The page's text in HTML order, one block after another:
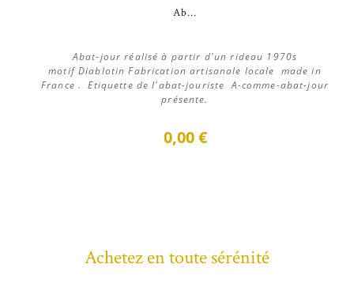
Ab...
Abat-jour réalisé à partir d'un rideau 1970s
motif Diablotin Fabrication artisanale locale made in
France . Etiquette de l'abat-jouriste A-comme-abat-jour
présente.
0,00 €
Achetez en toute sérénité